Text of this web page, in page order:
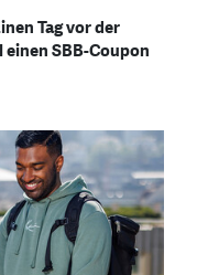
Tag vor der
SBB-Coupon